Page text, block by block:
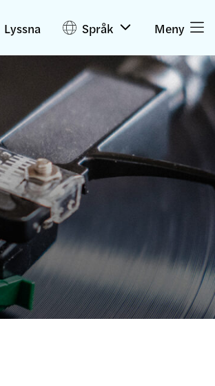
Lyssna Språk Meny